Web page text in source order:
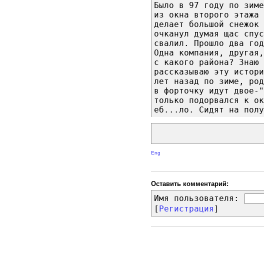
Было в 97 году по
из окна второго
делает большой
очканул думая щас
свалил. Прошло два
Одна компания,
с какого района?
рассказываю эту
лет назад по зиме,
в форточку идут
только подорвался к
еб...ло. Сидят на
Eng
Оставить комментарий:
Имя пользователя:
[ Регистрация ]